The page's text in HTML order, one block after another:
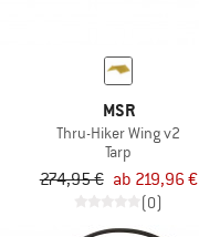
MSR
Thru-Hiker Wing v2
Tarp
274,95 € ab 219,96 €
(0)